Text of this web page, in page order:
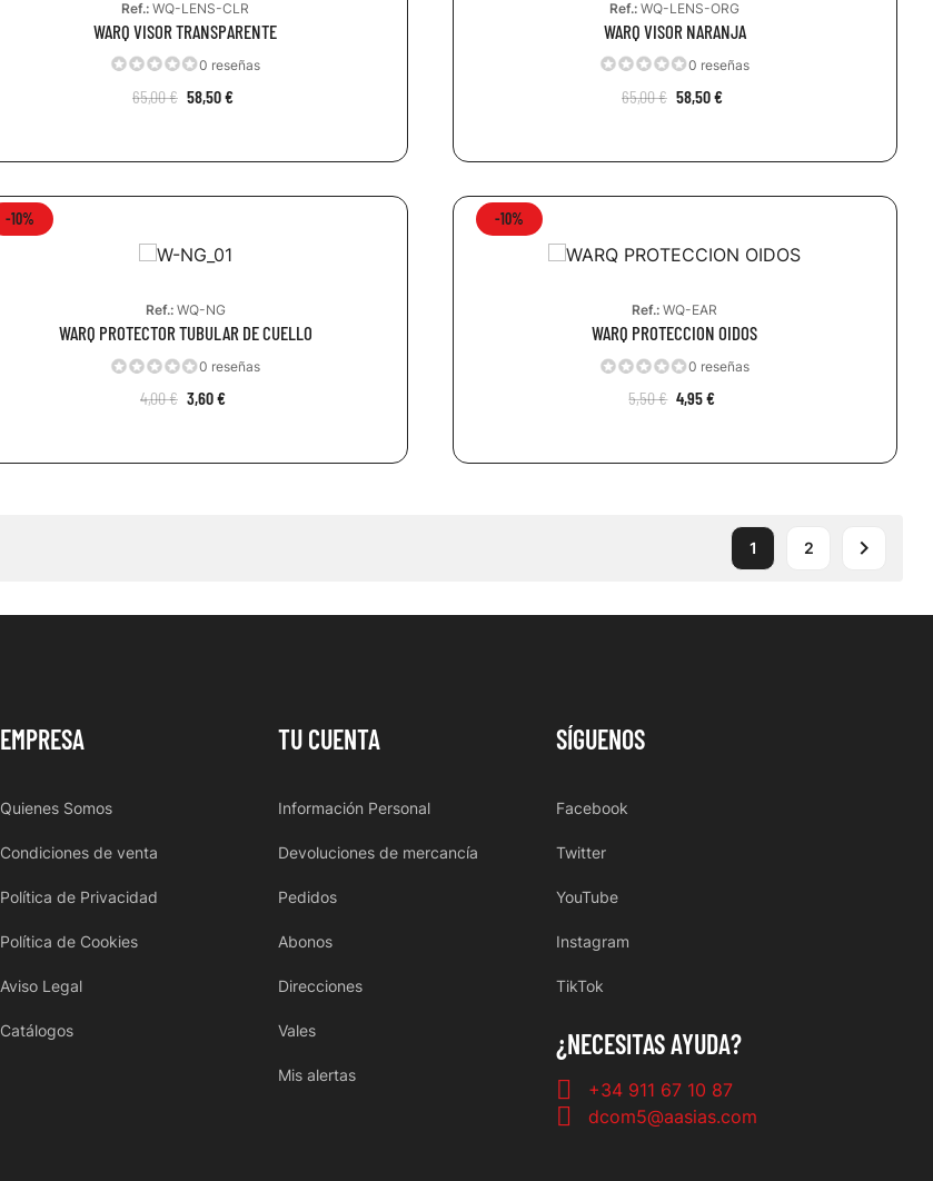
Ref.: WQ-LENS-CLR
WARQ VISOR TRANSPARENTE
0 reseñas
65,00 € 58,50 €
Ref.: WQ-LENS-ORG
WARQ VISOR NARANJA
0 reseñas
65,00 € 58,50 €
-10%
Ref.:WQ-NG
WARQ PROTECTOR TUBULAR DE CUELLO
0 reseñas
4,00 € 3,60 €
-10%
Ref.: WQ-EAR
WARQ PROTECCION OIDOS
0 reseñas
5,50 € 4,95 €
1 2 
EMPRESA
Quienes Somos
Condiciones de venta
Política de Privacidad
Política de Cookies
Aviso Legal
Catálogos
TU CUENTA
Información Personal
Devoluciones de mercancía
Pedidos
Abonos
Direcciones
Vales
Mis alertas
SÍGUENOS
Facebook
Twitter
YouTube
Instagram
TikTok
¿NECESITAS AYUDA?
+34 911 67 10 87
dcom5@aasias.com